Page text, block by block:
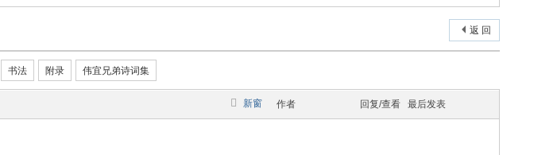
返 回
书法 附录 伟宜兄弟诗词集
新窗 作者 回复/查看 最后发表